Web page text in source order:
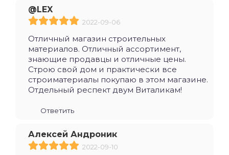
@LEX
2022-09-06
Отличный магазин строительных
материалов. Отличный ассортимент,
знающие продавцы и отличные цены.
Строю свой дом и практически все
строиматериалы покупаю в этом магазине.
Отдельный респект двум Виталикам!
Ответить
Алексей Андроник
2022-09-10